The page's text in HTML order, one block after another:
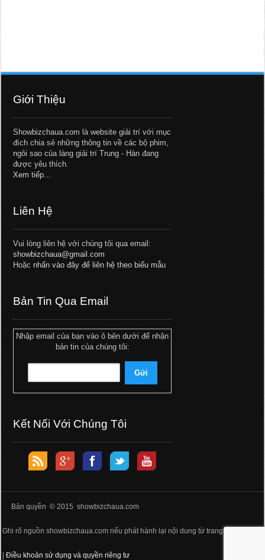
Giới Thiệu
Showbizchaua.com là website giải trí với mục
đích chia sẻ những thông tin về các bộ phim,
ngôi sao của làng giải trí Trung - Hàn đang
được yêu thích.
Xem tiếp...
Liên Hệ
Vui lòng liên hệ với chúng tôi qua email:
showbizchaua@gmail.com
Hoặc nhấn vào đây để liên hệ theo biểu mẫu
Bản Tin Qua Email
Nhập email của bạn vào ô bên dưới để nhận
bản tin của chúng tôi:
Kết Nối Với Chúng Tôi
Bản quyền © 2015 showbizchaua.com
Ghi rõ nguồn showbizchaua.com nếu phát hành lại nội dung từ trang web này
|Điều khoản sử dụng và quyền riêng tư